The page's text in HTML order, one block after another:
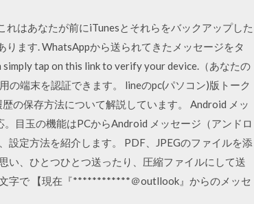
れはあなたが前にiTunesとそれらをバックアップした
ます. WhatsAppから送られてきたメッセージをタ
tap on this link to verify your device.（あなたの
端末を認証できます。 lineのpc(パソコン)版トーク
の保存方法について解説しています。 Android メッ
目玉の機能はPCからAndroid メッセージ（アンドロ
定方法を紹介します。 PDF、JPEGのファイルを添
い、ひとつひとつ送ったり、圧縮ファイルにして送
字で 【現在『************＠outllook』からのメッセ